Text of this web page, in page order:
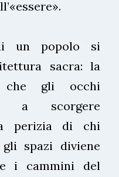
un popolo si
sacra: la
gli occhi
a scorgere
perizia di chi
spazi diviene
i cammini del